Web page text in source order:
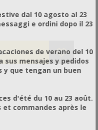
se bouclent l'une
sécurité.
dal 10 agosto al 23
e ordini dopo il 23
de verano del 10
sus mensajes y pedidos
y que tengan un buen
d'été du 10 au 23 août.
et commandes après le